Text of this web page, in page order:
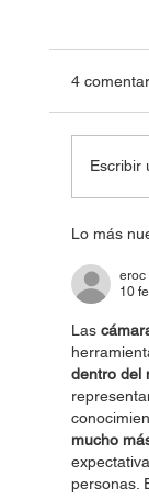
4
Escribir
Lo más
eroc
10
Las
dentro del
mucho
personas.